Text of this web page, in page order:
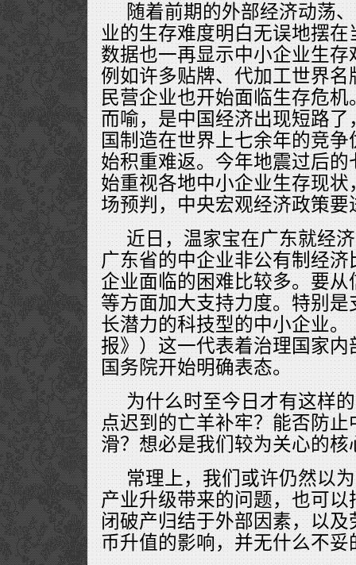
随着前期的外部经济动荡
业的生存难度明白无误地摆
数据也一再显示中小企业生
例如许多贴牌、代加工世界
民营企业也开始面临生存危
而喻，是中国经济出现短路
国制造在世界上七余年的竞
始积重难返。今年地震过后
始重视各地中小企业生存现
场预判，中央宏观经济政策要
近日，温家宝在广东就经
广东省的中企业非公有制经
企业面临的困难比较多。要
等方面加大支持力度。特别
长潜力的科技型的中小企业。
报》）这一代表着治理国家
国务院开始明确表态。
为什么时至今日才有这样
点迟到的亡羊补牢？能否防
滑？想必是我们较为关心的核
常理上，我们或许仍然以
产业升级带来的问题，也可
闭破产归结于外部因素，以
币升值的影响，并无什么不妥